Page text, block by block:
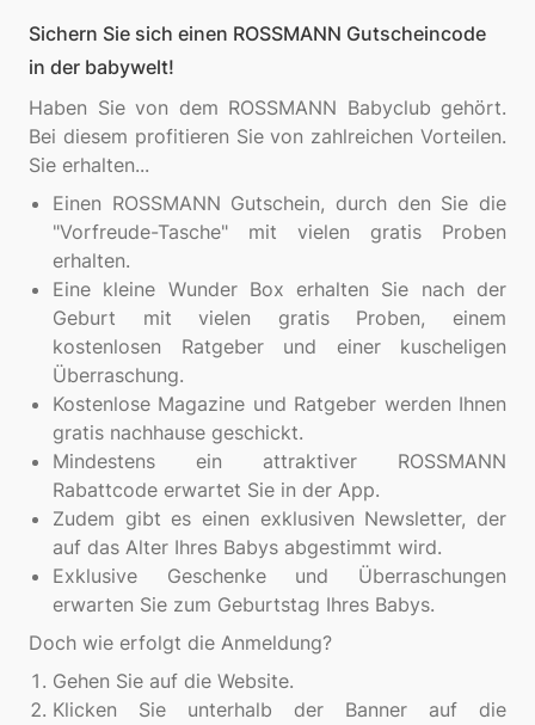
Sichern Sie sich einen ROSSMANN Gutscheincode
in der babywelt!
Haben Sie von dem ROSSMANN Babyclub gehört.
Bei diesem profitieren Sie von zahlreichen Vorteilen.
Einen ROSSMANN Gutschein, durch den Sie die
"Vorfreude-Tasche" mit vielen gratis Proben
erhalten.
Eine kleine Wunder Box erhalten Sie nach der
Geburt mit vielen gratis Proben, einem
kostenlosen Ratgeber und einer kuscheligen
Überraschung.
Kostenlose Magazine und Ratgeber werden Ihnen
gratis nachhause geschickt.
Mindestens ein attraktiver ROSSMANN
Rabattcode erwartet Sie in der App.
Zudem gibt es einen exklusiven Newsletter, der
auf das Alter Ihres Babys abgestimmt wird.
Exklusive Geschenke und Überraschungen
erwarten Sie zum Geburtstag Ihres Babys.
Gehen Sie auf die Website.
Klicken Sie unterhalb der Banner auf die